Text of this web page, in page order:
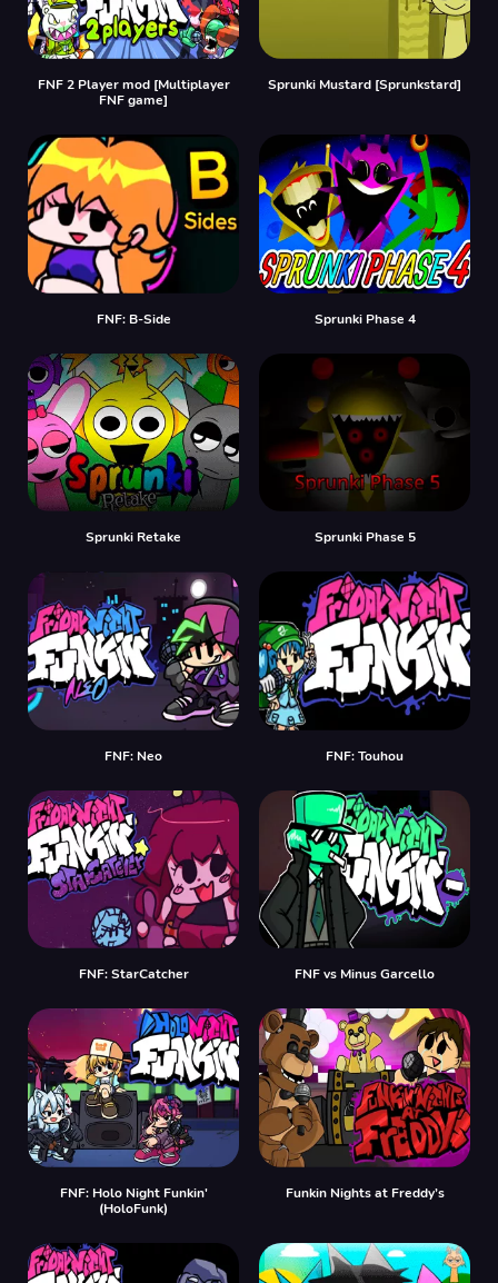
FNF 2 Player mod [Multiplayer
FNF game]
Sprunki Mustard [Sprunkstard]
FNF: B-Side Sprunki Phase 4
Sprunki Retake Sprunki Phase 5
FNF: Neo FNF: Touhou
FNF: StarCatcher FNF vs Minus Garcello
FNF: Holo Night Funkin'
(HoloFunk)
Funkin Nights at Freddy’s